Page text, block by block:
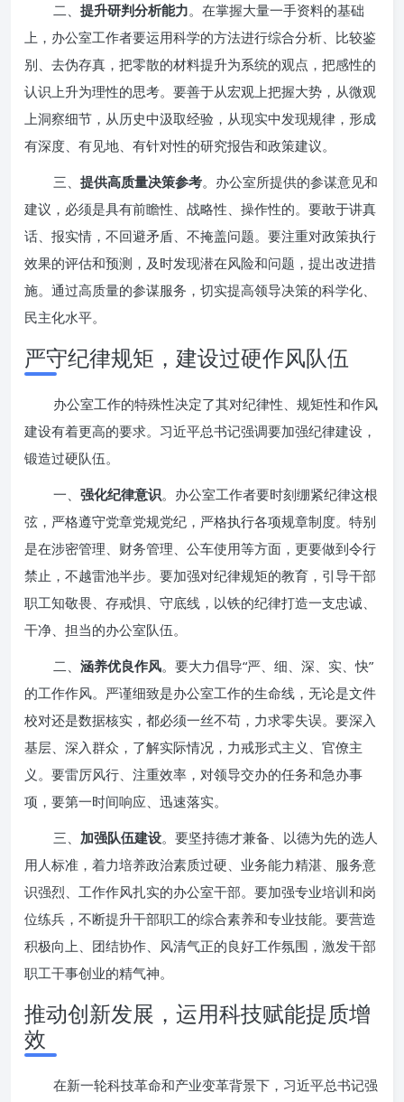
二、 提升研判分析能力。在掌握大量一手资料的基础
上，办公室工作者要运用科学的方法进行综合分析、比较鉴
别、去伪存真，把零散的材料提升为系统的观点，把感性的
认识上升为理性的思考。要善于从宏观上把握大势，从微观
上洞察细节，从历史中汲取经验，从现实中发现规律，形成
有深度、有见地、有针对性的研究报告和政策建议。
三、 提供高质量决策参考。办公室所提供的参谋意见和
建议，必须是具有前瞻性、战略性、操作性的。要敢于讲真
话、报实情，不回避矛盾、不掩盖问题。要注重对政策执行
效果的评估和预测，及时发现潜在风险和问题，提出改进措
施。通过高质量的参谋服务，切实提高领导决策的科学化、
民主化水平。
严守纪律规矩，建设过硬作风队伍
办公室工作的特殊性决定了其对纪律性、规矩性和作风
建设有着更高的要求。习近平总书记强调要加强纪律建设，
锻造过硬队伍。
一、 强化纪律意识。办公室工作者要时刻绷紧纪律这根
弦，严格遵守党章党规党纪，严格执行各项规章制度。特别
是在涉密管理、财务管理、公车使用等方面，更要做到令行
禁止，不越雷池半步。要加强对纪律规矩的教育，引导干部
职工知敬畏、存戒惧、守底线，以铁的纪律打造一支忠诚、
干净、担当的办公室队伍。
二、 涵养优良作风。要大力倡导“严、细、深、实、快”
的工作作风。严谨细致是办公室工作的生命线，无论是文件
校对还是数据核实，都必须一丝不苟，力求零失误。要深入
基层、深入群众，了解实际情况，力戒形式主义、官僚主
义。要雷厉风行、注重效率，对领导交办的任务和急办事
项，要第一时间响应、迅速落实。
三、 加强队伍建设。要坚持德才兼备、以德为先的选人
用人标准，着力培养政治素质过硬、业务能力精湛、服务意
识强烈、工作作风扎实的办公室干部。要加强专业培训和岗
位练兵，不断提升干部职工的综合素养和专业技能。要营造
积极向上、团结协作、风清气正的良好工作氛围，激发干部
职工干事创业的精气神。
推动创新发展，运用科技赋能提质增
效
在新一轮科技革命和产业变革背景下，习近平总书记强